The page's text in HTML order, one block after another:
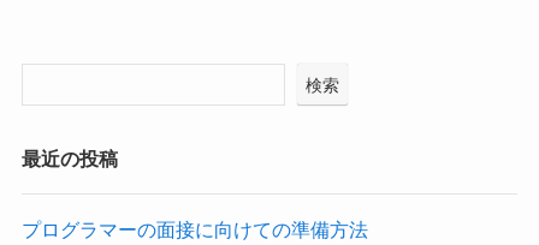
検索
最近の投稿
プログラマーの面接に向けての準備方法